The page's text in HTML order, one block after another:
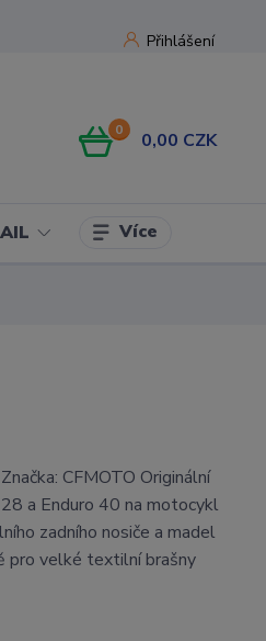
Přihlášení
0 0,00 CZK
Více
CFMOTO Originální
a Enduro 40 na motocykl
zadního nosiče a madel
pro velké textilní brašny